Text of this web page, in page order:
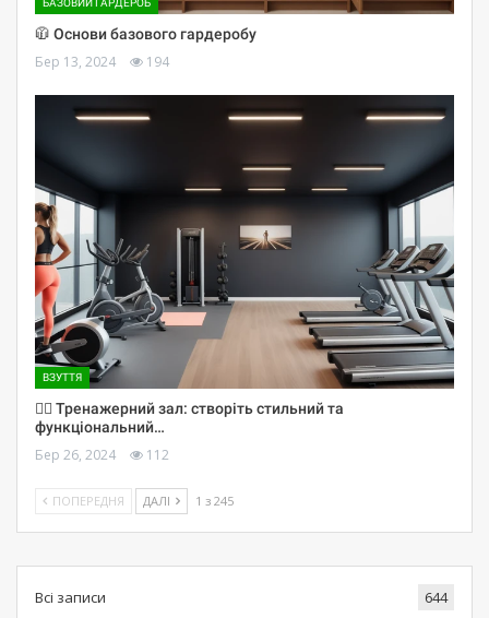
БАЗОВИЙ ГАРДЕРОБ
🧥 Основи базового гардеробу
Бер 13, 2024 194
ВЗУТТЯ
🏋️‍♀️ Тренажерний зал: створіть стильний та
функціональний…
Бер 26, 2024 112
ПОПЕРЕДНЯ ДАЛІ 1 з 245
Всі записи 644